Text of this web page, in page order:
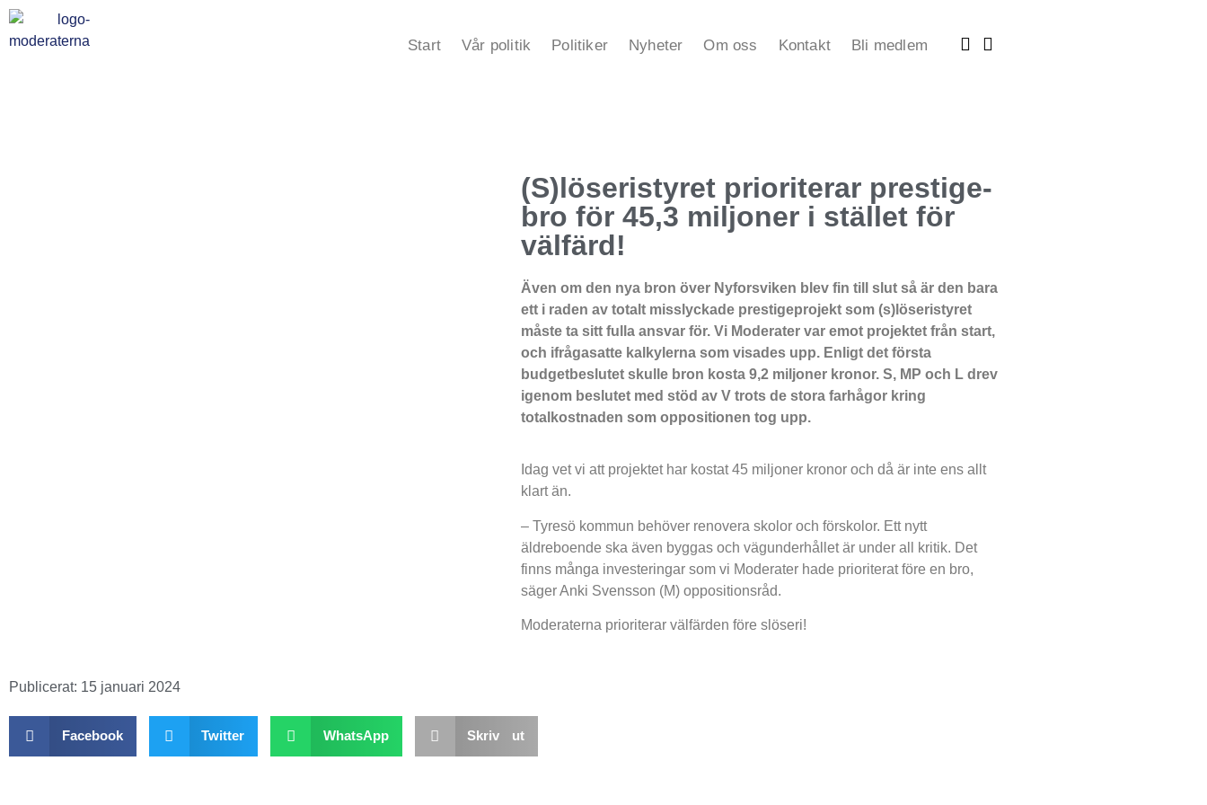
Start Vår politik Politiker Nyheter Om oss Kontakt Bli medlem
(S)löseristyret prioriterar prestige-
bro för 45,3 miljoner i stället för
välfärd!
Även om den nya bron över Nyforsviken blev fin till slut så är den bara
ett i raden av totalt misslyckade prestigeprojekt som (s)löseristyret
måste ta sitt fulla ansvar för. Vi Moderater var emot projektet från start,
och ifrågasatte kalkylerna som visades upp. Enligt det första
budgetbeslutet skulle bron kosta 9,2 miljoner kronor. S, MP och L drev
igenom beslutet med stöd av V trots de stora farhågor kring
totalkostnaden som oppositionen tog upp.
Idag vet vi att projektet har kostat 45 miljoner kronor och då är inte ens allt
klart än.
– Tyresö kommun behöver renovera skolor och förskolor. Ett nytt
äldreboende ska även byggas och vägunderhållet är under all kritik. Det
finns många investeringar som vi Moderater hade prioriterat före en bro,
säger Anki Svensson (M) oppositionsråd.
Moderaterna prioriterar välfärden före slöseri!
Publicerat: 15 januari 2024
Facebook Twitter WhatsApp Skriv ut